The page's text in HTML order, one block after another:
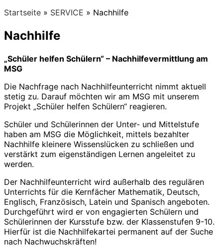
Startseite » SERVICE » Nachhilfe
Nachhilfe
„Schüler helfen Schülern“ – Nachhilfevermittlung am
MSG
Die Nachfrage nach Nachhilfeunterricht nimmt aktuell
stetig zu. Darauf möchten wir am MSG mit unserem
Projekt „Schüler helfen Schülern“ reagieren.
Schüler und Schülerinnen der Unter- und Mittelstufe
haben am MSG die Möglichkeit, mittels bezahlter
Nachhilfe kleinere Wissenslücken zu schließen und
verstärkt zum eigenständigen Lernen angeleitet zu
werden.
Der Nachhilfeunterricht wird außerhalb des regulären
Unterrichts für die Kernfächer Mathematik, Deutsch,
Englisch, Französisch, Latein und Spanisch angeboten.
Durchgeführt wird er von engagierten Schülern und
Schülerinnen der Kursstufe bzw. der Klassenstufen 9-10.
Hierfür ist die Nachhilfekartei permanent auf der Suche
nach Nachwuchskräften!